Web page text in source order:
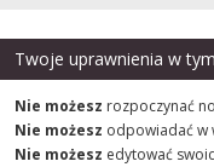
Twoje uprawnienia w
Nie możesz rozpoczynać
Nie możesz odpowiadać w
Nie możesz edytować